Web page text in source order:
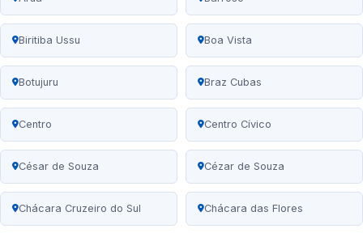
Biritiba Ussu Boa Vista
Botujuru Braz Cubas
Centro Centro Cívico
César de Souza Cézar de Souza
Chácara Cruzeiro do Sul Chácara das Flores